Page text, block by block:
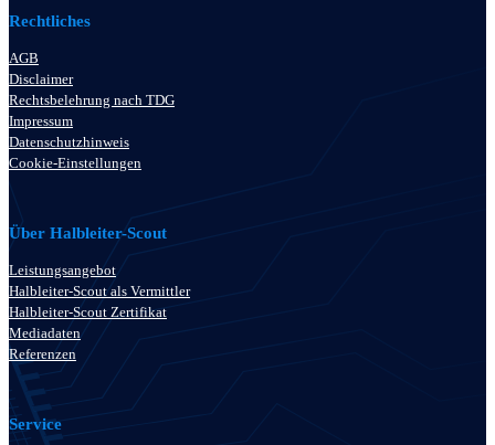
Rechtliches
AGB
Disclaimer
Rechtsbelehrung nach TDG
Impressum
Datenschutzhinweis
Cookie-Einstellungen
Über Halbleiter-Scout
Leistungsangebot
Halbleiter-Scout als Vermittler
Halbleiter-Scout Zertifikat
Mediadaten
Referenzen
Service